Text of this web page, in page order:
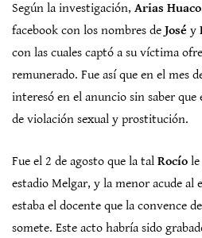
Según la investigación, Arias Huaco
facebook con los nombres de José y
con las cuales captó a su víctima
remunerado. Fue así que en el mes
interesó en el anuncio sin saber
de violación sexual y prostitución.
Fue el 2 de agosto que la tal Rocío
estadio Melgar, y la menor acude al
estaba el docente que la convence
somete. Este acto habría sido